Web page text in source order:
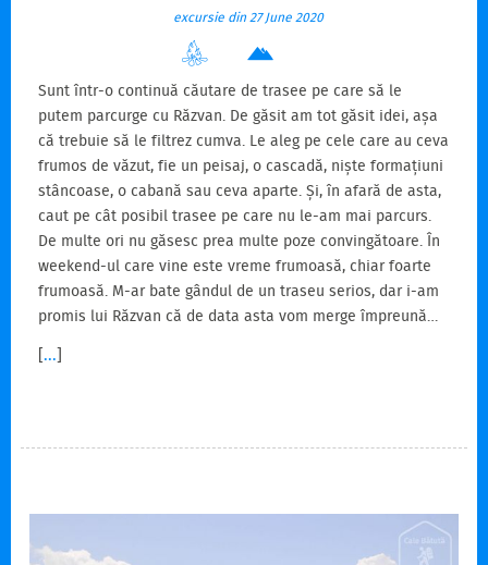
excursie din 27 June 2020
Sunt într-o continuă căutare de trasee pe care să le
putem parcurge cu Răzvan. De găsit am tot găsit idei, așa
că trebuie să le filtrez cumva. Le aleg pe cele care au ceva
frumos de văzut, fie un peisaj, o cascadă, niște formațiuni
stâncoase, o cabană sau ceva aparte. Și, în afară de asta,
caut pe cât posibil trasee pe care nu le-am mai parcurs.
De multe ori nu găsesc prea multe poze convingătoare. În
weekend-ul care vine este vreme frumoasă, chiar foarte
frumoasă. M-ar bate gândul de un traseu serios, dar i-am
promis lui Răzvan că de data asta vom merge împreună…
[...]